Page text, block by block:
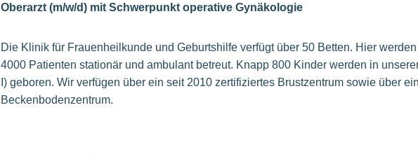
Oberarzt (m/w/d) mit Schwerpunkt operative Gynäkologie
Die Klinik für Frauenheilkunde und Geburtshilfe verfügt über 50 Betten. Hier
4000 Patienten stationär und ambulant betreut. Knapp 800 Kinder werden in
I) geboren. Wir verfügen über ein seit 2010 zertifiziertes Brustzentrum sowie über
Beckenbodenzentrum.